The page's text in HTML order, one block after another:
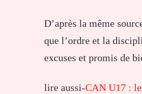
D’après la même
que l’ordre et la
excuses et promis de
lire aussi-CAN U17 :